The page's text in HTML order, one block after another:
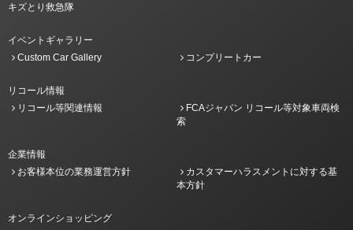
キズとり救急隊
イベントギャラリー
Custom Car Gallery
コンプリートカー
リコール情報
リコール等関連情報
FCAジャパン リコール等対象車両検
索
企業情報
お客様本位の業務運営方針
カスタマーハラスメントに対する基
本方針
オンラインショッピング